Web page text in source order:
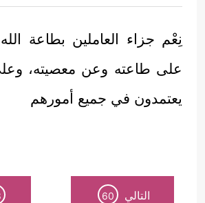
نِعْم جزاء العاملين بطاعة
على طاعته وعن معصيته،
يعتمدون في جميع أمورهم
التالي 60